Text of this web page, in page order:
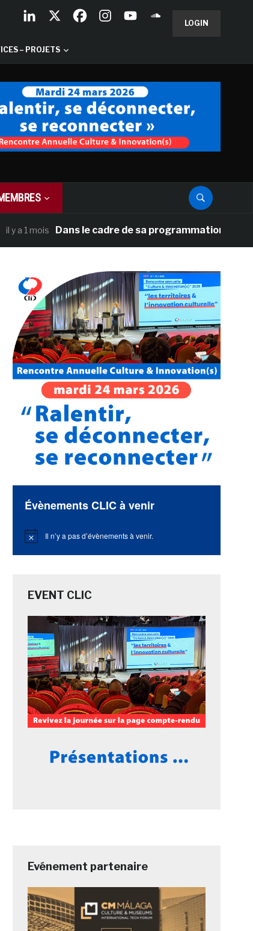
LOGIN
– PROJETS
mois Dans le cadre de sa programmation
Évènements CLIC à venir
Notice Il n’y a pas d’évènements à venir.
EVENT CLIC
Evénement partenaire